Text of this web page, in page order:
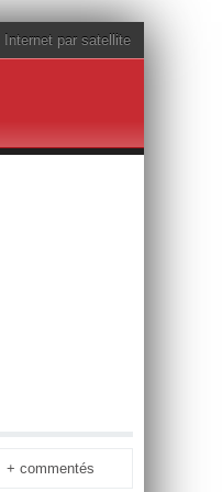
Internet par satellite
+ commentés